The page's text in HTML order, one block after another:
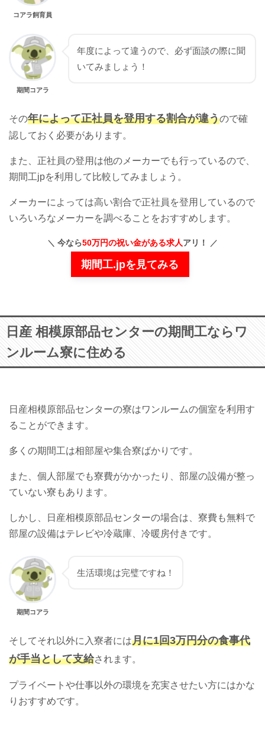
コアラ飼育員
期間コアラ
年度によって違うので、必ず面談の際に聞
いてみましょう！
その年によって正社員を登用する割合が違うので確
認しておく必要があります。
また、正社員の登用は他のメーカーでも行っているので、
期間工jpを利用して比較してみましょう。
メーカーによっては高い割合で正社員を登用しているので
いろいろなメーカーを調べることをおすすめします。
今なら50万円の祝い金がある求人アリ！
期間工.jpを見てみる
日産 相模原部品センターの期間工ならワ
ンルーム寮に住める
日産相模原部品センターの寮はワンルームの個室を利用す
ることができます。
多くの期間工は相部屋や集合寮ばかりです。
また、個人部屋でも寮費がかかったり、部屋の設備が整っ
ていない寮もあります。
しかし、日産相模原部品センターの場合は、寮費も無料で
部屋の設備はテレビや冷蔵庫、冷暖房付きです。
期間コアラ
生活環境は完璧ですね！
そしてそれ以外に入寮者には月に1回3万円分の食事代
が手当として支給されます。
プライベートや仕事以外の環境を充実させたい方にはかな
りおすすめです。